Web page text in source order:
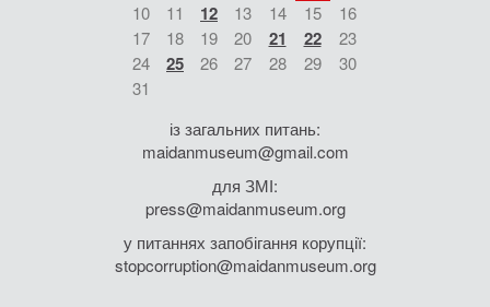
10
11 12 13 14 15
16
17
18 19 20 21 22
23
24
25 26 27 28 29
30
31
із загальних питань:
maidanmuseum@gmail.com
для ЗМІ:
press@maidanmuseum.org
у питаннях запобігання корупції:
stopcorruption@maidanmuseum.org